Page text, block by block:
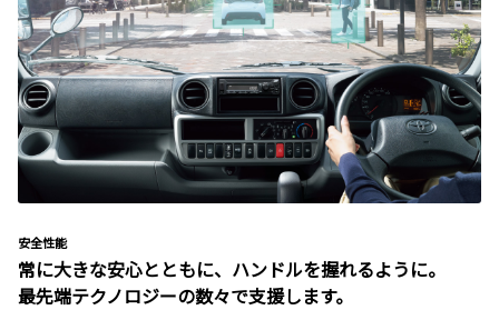
安全性能
常に大きな安心とともに、ハンドルを握れるように。
最先端テクノロジーの数々で支援します。